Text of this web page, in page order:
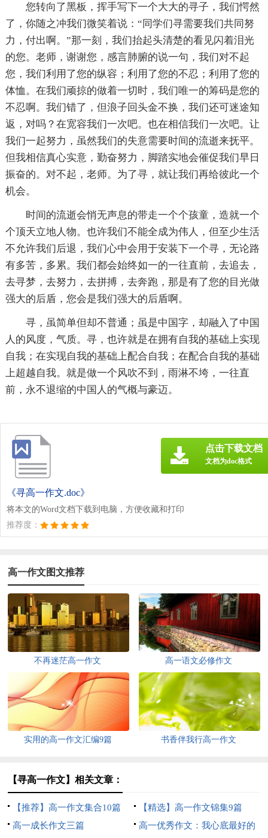
您转向了黑板，挥手写下一个大大的寻子，我们愕然
了，你随之冲我们微笑着说：“同学们寻需要我们共同努
力，付出啊。”那一刻，我们抬起头清楚的看见闪着泪光
的您。老师，谢谢您，感言肺腑的说一句，我们对不起
您，我们利用了您的纵容；利用了您的不忍；利用了您的
体恤。在我们顽掠的做着一切时，我们唯一的筹码是您的
不忍啊。我们错了，但浪子回头金不换，我们还可迷途知
返，对吗？在宽容我们一次吧。也在相信我们一次吧。让
我们一起努力，虽然我们的失意需要时间的流逝来抚平。
但我相信真心实意，勤奋努力，脚踏实地会催促我们早日
振奋的。对不起，老师。为了寻，就让我们再给彼此一个
机会。
时间的流逝会悄无声息的带走一个个孩童，造就一个
个顶天立地人物。也许我们不能全成为伟人，但至少生活
不允许我们后退，我们心中会用于安装下一个寻，无论路
有多苦，多累。我们都会始终如一的一往直前，去追去，
去寻梦，去努力，去拼搏，去奔跑，那是有了您的目光做
强大的后盾，您会是我们强大的后盾啊。
寻，虽简单但却不普通；虽是中国字，却融入了中国
人的风度，气质。寻，也许就是在拥有自我的基础上实现
自我；在实现自我的基础上配合自我；在配合自我的基础
上超越自我。就是做一个风吹不到，雨淋不垮，一往直
前，永不退缩的中国人的气概与豪迈。
《寻高一作文.doc》
将本文的Word文档下载到电脑，方便收藏和打印
推荐度：
点击下载文档
文档为doc格式
高一作文图文推荐
不再迷茫高一作文 高一语文必修作文
实用的高一作文汇编9篇 书香伴我行高一作文
【寻高一作文】相关文章：
【推荐】高一作文集合10篇
【精选】高一作文锦集9篇
高一成长作文三篇
高一优秀作文：我心底最好的